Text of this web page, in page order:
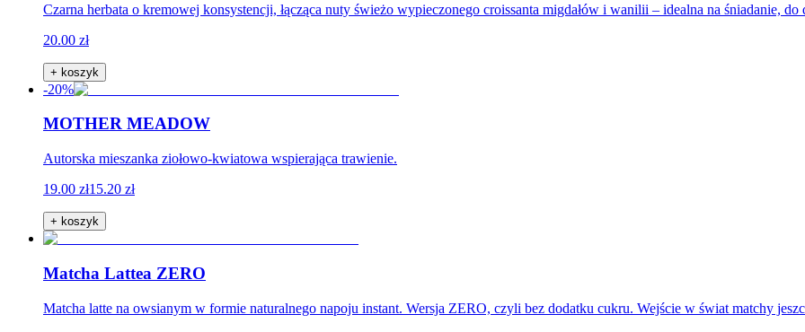
Czarna herbata o kremowej konsystencji, łącząca nuty świeżo wypieczonego croissanta migdałów i wanilii – idealna na śniadanie,
20.00 zł
+ koszyk
-20%
MOTHER MEADOW
Autorska mieszanka ziołowo-kwiatowa wspierająca trawienie.
19.00 zł15.20 zł
+ koszyk
Matcha Lattea ZERO
Matcha latte na owsianym w formie naturalnego napoju instant. Wersja ZERO, czyli bez dodatku cukru. Wejście w świat matchy